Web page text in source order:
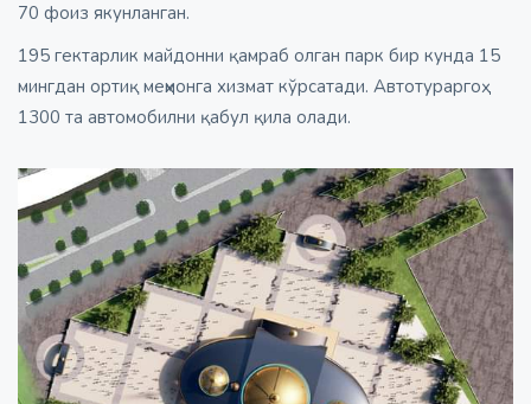
70 фоиз якунланган.
195 гектарлик майдонни қамраб олган парк бир кунда 15
мингдан ортиқ меҳмонга хизмат кўрсатади. Автотураргоҳ
1300 та автомобилни қабул қила олади.